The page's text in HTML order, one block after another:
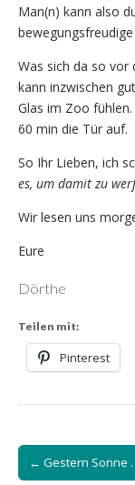
Man(n) kann also
Was sich da so vor
kann inzwischen
Glas im Zoo
60 min die Tür auf.
So Ihr Lieben, ich
es, um damit zu
Wir lesen uns
Eure
Dörthe
Teilen mit:
Pinterest
Post
navigation
← Gestern Sonne